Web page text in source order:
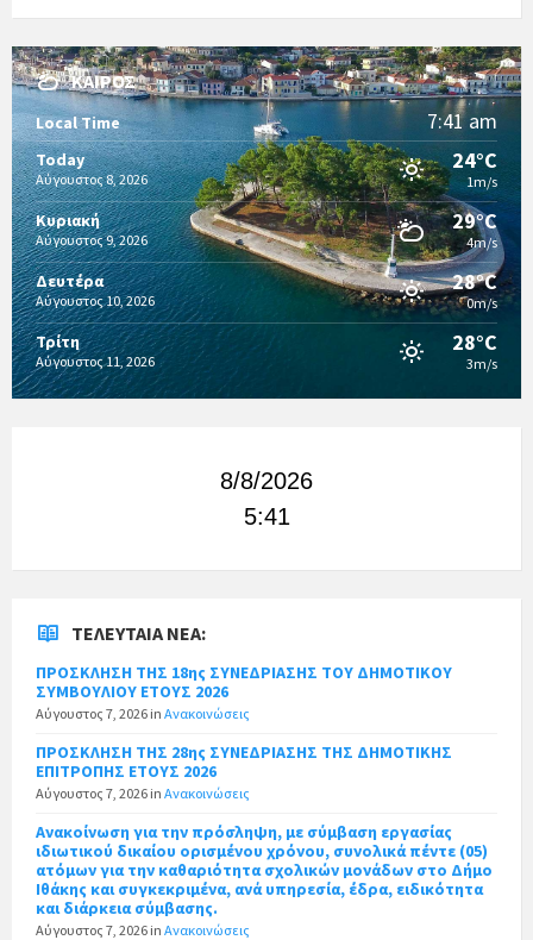
ΚΑΙΡΌΣ
Local Time 7:41 am
Today
Αύγουστος 8, 2026
24°C
1m/s
Κυριακή
Αύγουστος 9, 2026
29°C
4m/s
Δευτέρα
Αύγουστος 10, 2026
28°C
0m/s
Τρίτη
Αύγουστος 11, 2026
28°C
3m/s
8/8/2026
5:41
ΤΕΛΕΥΤΑΊΑ ΝΈΑ:
ΠΡΟΣΚΛΗΣΗ ΤΗΣ 18ης ΣΥΝΕΔΡΙΑΣΗΣ ΤΟΥ ΔΗΜΟΤΙΚΟΥ
ΣΥΜΒΟΥΛΙΟΥ ΕΤΟΥΣ 2026
Αύγουστος 7, 2026 in Ανακοινώσεις
ΠΡΟΣΚΛΗΣΗ ΤΗΣ 28ης ΣΥΝΕΔΡΙΑΣΗΣ ΤΗΣ ΔΗΜΟΤΙΚΗΣ
ΕΠΙΤΡΟΠΗΣ ΕΤΟΥΣ 2026
Αύγουστος 7, 2026 in Ανακοινώσεις
Ανακοίνωση για την πρόσληψη, με σύμβαση εργασίας
ιδιωτικού δικαίου ορισμένου χρόνου, συνολικά πέντε (05)
ατόμων για την καθαριότητα σχολικών μονάδων στο Δήμο
Ιθάκης και συγκεκριμένα, ανά υπηρεσία, έδρα, ειδικότητα
και διάρκεια σύμβασης.
Αύγουστος 7, 2026 in Ανακοινώσεις